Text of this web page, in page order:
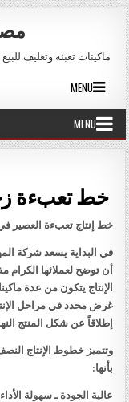
Skip to content
ماكينات تعبئة وتغليف للبيع 01211116954 – 01211116956 – 01211116958
MENU
MENU
خط تعبءة
خط إنتاج تعبءة العصير
في البداية يسعد شركة
أن توضح لعملائها
الإنتاج يتكون من عدة
غرض محدد في مراحل
إطلاقاً عن شكل المنتج
وتتميز خطوط الإنتاج
بأنها:
عالية الجودة ـ سهولة